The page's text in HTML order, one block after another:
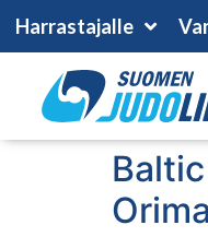
Harrastajalle